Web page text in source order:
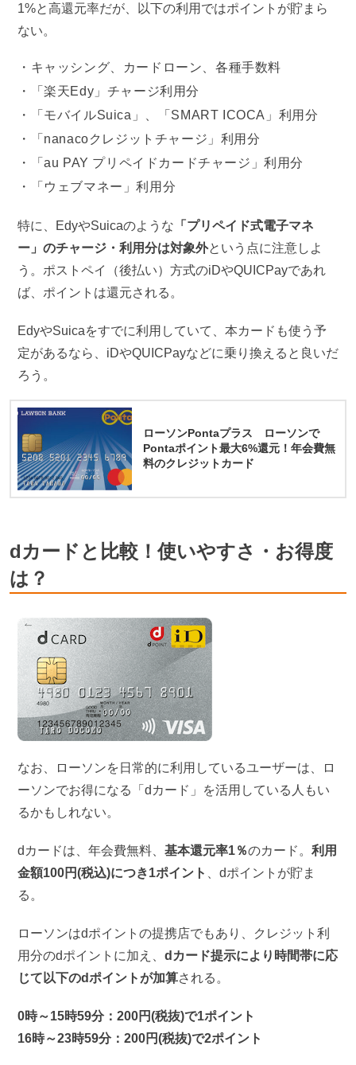
1%と高還元率だが、以下の利用ではポイントが貯まら
ない。
キャッシング、カードローン、各種手数料
「楽天Edy」チャージ利用分
「モバイルSuica」、「SMART ICOCA」利用分
「nanacoクレジットチャージ」利用分
「au PAY プリペイドカードチャージ」利用分
「ウェブマネー」利用分
特に、EdyやSuicaのような 「プリペイド式電子マネ
ー」のチャージ・利用分は対象外という点に注意しよ
う。ポストペイ（後払い）方式のiDやQUICPayであれ
ば、ポイントは還元される。
EdyやSuicaをすでに利用していて、本カードも使う予
定があるなら、iDやQUICPayなどに乗り換えると良いだ
ろう。
ローソンPontaプラス ローソンで
Pontaポイント最大6%還元！年会費無
料のクレジットカード
dカードと比較！使いやすさ・お得度
は？
なお、ローソンを日常的に利用しているユーザーは、ロ
ーソンでお得になる「dカード」を活用している人もい
るかもしれない。
dカードは、年会費無料、 基本還元率1％のカード。 利用
金額100円(税込)につき1ポイント 、dポイントが貯ま
る。
ローソンはdポイントの提携店でもあり、クレジット利
用分のdポイントに加え、 dカード提示により時間帯に応
じて以下のdポイントが加算される。
0時～15時59分：200円(税抜)で1ポイント
16時～23時59分：200円(税抜)で2ポイント